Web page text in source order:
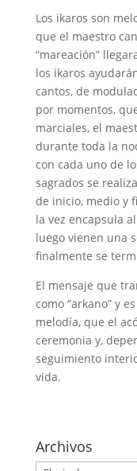
Los ikaros son
que el maestro
“mareación”
los ikaros
cantos, de
por momentos,
marciales, el
durante toda la
con cada uno de
sagrados se
de inicio, medio y
la vez encapsula
luego vienen una
finalmente se
El mensaje que
como “arkano” y
melodía, que el
ceremonia y,
seguimiento
vida.
Archivos